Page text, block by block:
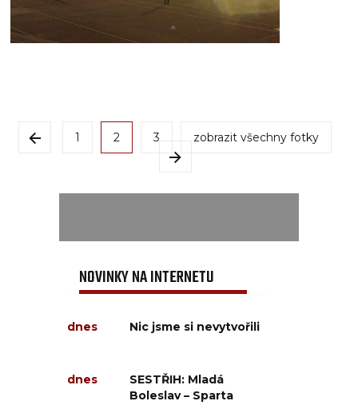
1 2 3 zobrazit všechny fotky
NOVINKY NA INTERNETU
dnes Nic jsme si nevytvořili
dnes
SESTŘIH: Mladá
Boleslav – Sparta